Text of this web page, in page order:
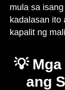
mula sa
kadalasan ito
kapalit ng
💡
ang